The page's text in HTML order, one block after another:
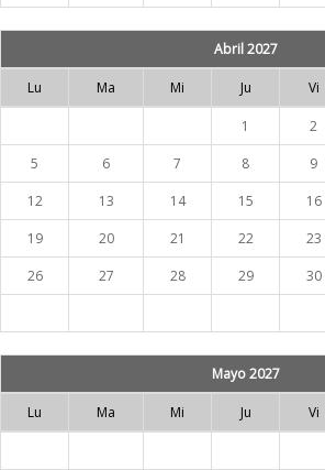
Abril 2027
Lu Ma Mi Ju Vi
1 2
5
6 7 8 9
12
13 14 15 16
19
20 21 22 23
26
27 28 29 30
Mayo 2027
Lu Ma Mi Ju Vi